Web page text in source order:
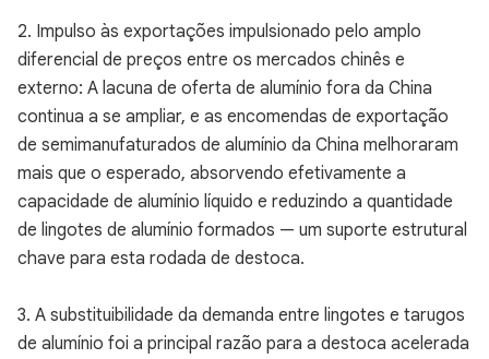
2. Impulso às exportações impulsionado pelo amplo
diferencial de preços entre os mercados chinês e
externo: A lacuna de oferta de alumínio fora da China
continua a se ampliar, e as encomendas de exportação
de semimanufaturados de alumínio da China melhoraram
mais que o esperado, absorvendo efetivamente a
capacidade de alumínio líquido e reduzindo a quantidade
de lingotes de alumínio formados — um suporte estrutural
chave para esta rodada de destoca.
3. A substituibilidade da demanda entre lingotes e tarugos
de alumínio foi a principal razão para a destoca acelerada